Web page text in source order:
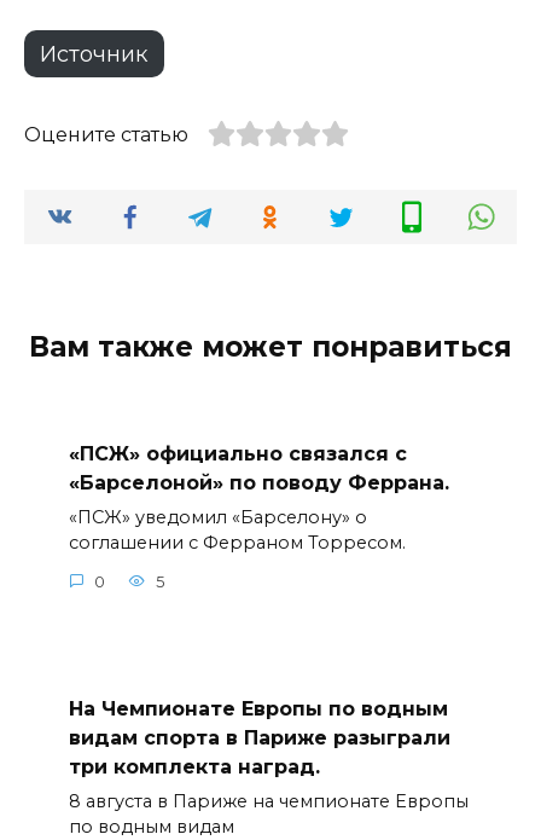
Источник
Оцените статью
Вам также может понравиться
«ПСЖ» официально связался с
«Барселоной» по поводу Феррана.
«ПСЖ» уведомил «Барселону» о
соглашении с Ферраном Торресом.
0 5
На Чемпионате Европы по водным
видам спорта в Париже разыграли
три комплекта наград.
8 августа в Париже на чемпионате Европы
по водным видам